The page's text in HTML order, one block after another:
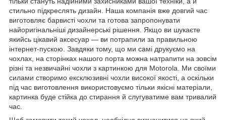
стильно підкреслять дизайн. Наша компанія вже довгий час
виготовляє барвисті чохли та готова запропонувати
найоригінальніші дизайнерські рішення. Якщо ви шукаєте
якийсь цікавий аксесуар — ви потрапили за правильною
інтернет-пускою. Завдяки тому, що ми самі друкуємо на
чохлах, на сторінках нашого порта можна натрапити на зовсім
різні та незвичайні чохли з картинкою для Motorola. Ми своїми
силами створимо ексклюзивні чохли високої якості, а оскільки
під час виготовлення використовуємо тільки якісні матеріали,
картинка буде стійка до стирання й слугуватиме вам тривалий
час.